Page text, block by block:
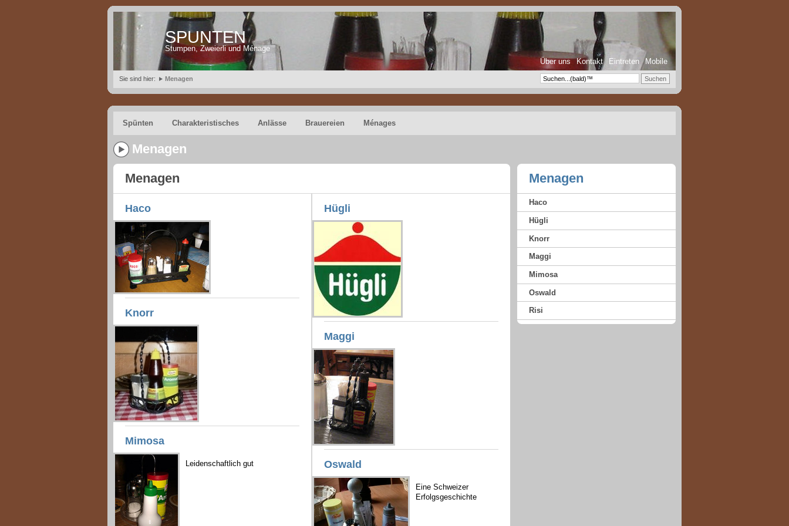
SPUNTEN
Stumpen, Zweierli und Ménage
Über uns
Kontakt Eintreten Mobile
Sie sind hier: Menagen
Spünten Charakteristisches Anlässe Brauereien Ménages
Menagen
Menagen
Haco Hügli
Knorr
Maggi
Mimosa
Leidenschaftlich gut Oswald
Eine Schweizer
Erfolgsgeschichte
Menagen
Haco
Hügli
Knorr
Maggi
Mimosa
Oswald
Risi